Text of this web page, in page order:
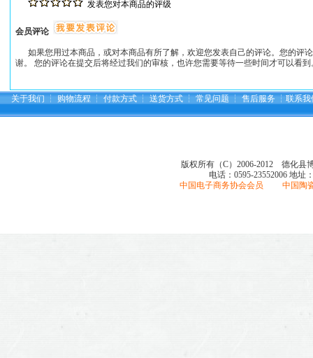
发表您对本商品的评级
会员评论
如果您用过本商品，或对本商品有所了解，欢迎您发表自己的评论。您的评
谢。 您的评论在提交后将经过我们的审核，也许您需要等待一些时间才可以看
关于我们 ┆ 购物流程 ┆ 付款方式 ┆ 送货方式 ┆ 常见问题 ┆ 售后服务 ┆ 联系我
版权所有（C）2006-2012 德化县
电话：0595-23552006 地址
中国电子商务协会会员 中国陶